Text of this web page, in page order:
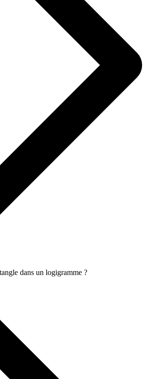
dans un logigramme ?